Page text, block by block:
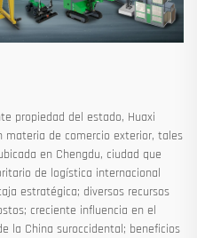
propiedad del estado, Huaxi
materia de comercio exterior, tales
en Chengdu, ciudad que
de logística internacional
estratégica; diversos recursos
creciente influencia en el
la China suroccidental; beneficios